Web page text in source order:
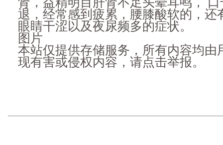
退，经常感到疲累，腰膝酸软的，还
眼睛干涩以及夜尿频多的症状。
图片
本站仅提供存储服务，所有内容均由
现有害或侵权内容，请点击举报。